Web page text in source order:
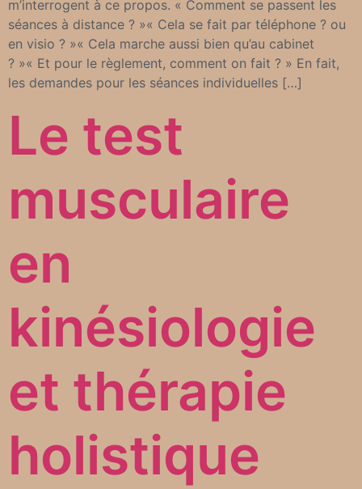
m’interrogent à ce propos. « Comment se passent les
séances à distance ? »« Cela se fait par téléphone ? ou
en visio ? »« Cela marche aussi bien qu’au cabinet
? »« Et pour le règlement, comment on fait ? » En fait,
les demandes pour les séances individuelles […]
Le test
musculaire
en
kinésiologie
et thérapie
holistique